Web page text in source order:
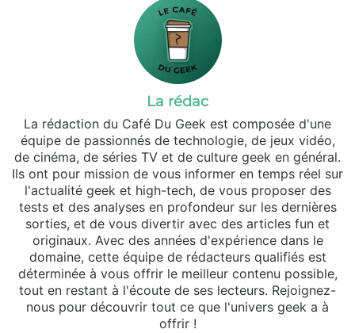
La rédac
La rédaction du Café Du Geek est composée d'une
équipe de passionnés de technologie, de jeux vidéo,
de cinéma, de séries TV et de culture geek en général.
Ils ont pour mission de vous informer en temps réel sur
l'actualité geek et high-tech, de vous proposer des
tests et des analyses en profondeur sur les dernières
sorties, et de vous divertir avec des articles fun et
originaux. Avec des années d'expérience dans le
domaine, cette équipe de rédacteurs qualifiés est
déterminée à vous offrir le meilleur contenu possible,
tout en restant à l'écoute de ses lecteurs. Rejoignez-
nous pour découvrir tout ce que l'univers geek a à
offrir !